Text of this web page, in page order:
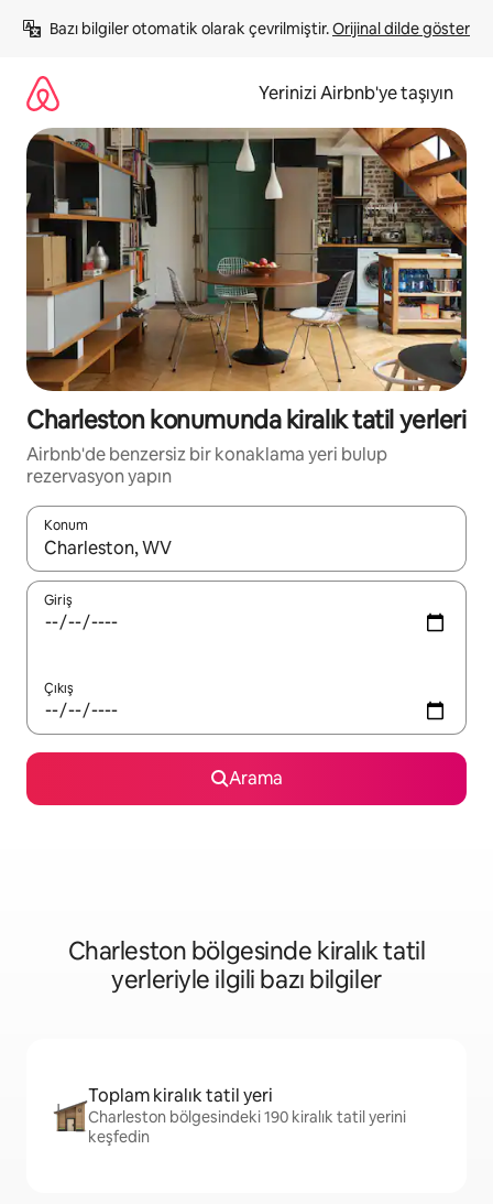
atla
Bazı bilgiler otomatik olarak çevrilmiştir. Orijinal dilde göster
Yerinizi Airbnb'ye taşıyın
Charleston konumunda kiralık tatil yerleri
Airbnb'de benzersiz bir konaklama yeri bulup
rezervasyon yapın
Konum
Sonuçlar kullanılabilir olduğunda yukarı ve aşağı oklarıyla
Giriş
Çıkış
Arama
Charleston bölgesinde kiralık tatil
yerleriyle ilgili bazı bilgiler
Toplam kiralık tatil yeri
Charleston bölgesindeki 190 kiralık tatil yerini
keşfedin